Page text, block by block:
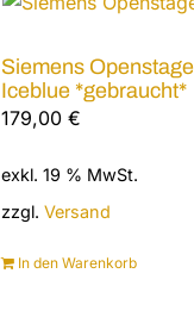
Siemens
Iceblue *gebraucht*
179,00 €
exkl. 19 % MwSt.
zzgl. Versand
In den Warenkorb